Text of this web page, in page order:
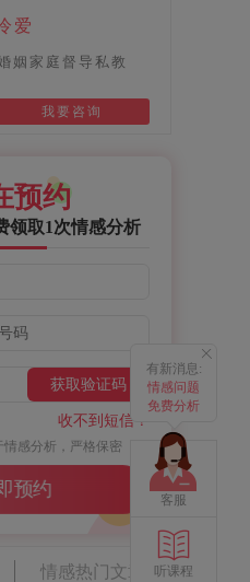
爱
姻家庭督导私教
我要咨询
预约
领取1次情感分析
获取验证码
收不到短信？
感分析，严格保密
预约
情感热门文章
有新消息:
情感问题
免费分析
客服
听课程